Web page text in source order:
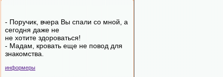
- Поручик, вчера Вы спали со мной, а
сегодня даже не
не хотите здороваться!
- Мадам, кровать еще не повод для
знакомства.
информеры